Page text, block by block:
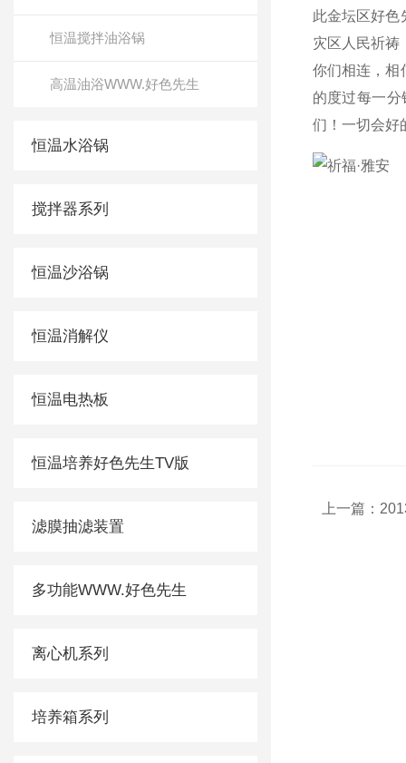
恒温搅拌油浴锅
高温油浴WWW.好色先生
恒温水浴锅
搅拌器系列
恒温沙浴锅
恒温消解仪
恒温电热板
恒温培养好色先生TV版
滤膜抽滤装置
多功能WWW.好色先生
离心机系列
培养箱系列
此金坛区好色
灾区人民祈祷
你们相连，相
的度过每一
们！一切会好
上一篇：